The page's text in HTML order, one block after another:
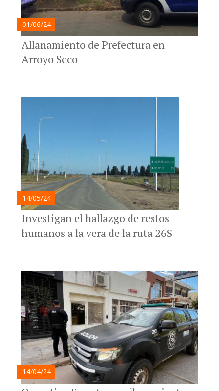
01/06/24
Allanamiento de Prefectura en
Arroyo Seco
14/05/24
Investigan el hallazgo de restos
humanos a la vera de la ruta 26S
14/04/24